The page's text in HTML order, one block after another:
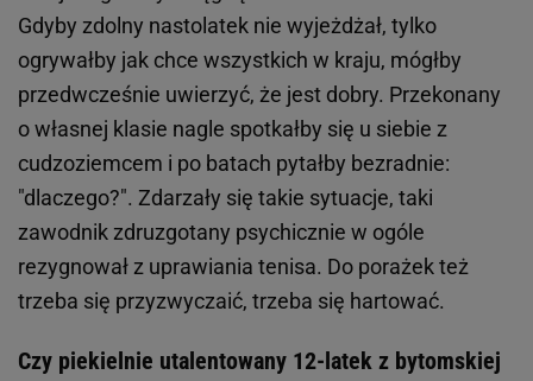
Gdyby zdolny nastolatek nie wyjeżdżał, tylko
ogrywałby jak chce wszystkich w kraju, mógłby
przedwcześnie uwierzyć, że jest dobry. Przekonany
o własnej klasie nagle spotkałby się u siebie z
cudzoziemcem i po batach pytałby bezradnie:
"dlaczego?". Zdarzały się takie sytuacje, taki
zawodnik zdruzgotany psychicznie w ogóle
rezygnował z uprawiania tenisa. Do porażek też
trzeba się przyzwyczaić, trzeba się hartować.
Czy piekielnie utalentowany 12-latek z bytomskiej